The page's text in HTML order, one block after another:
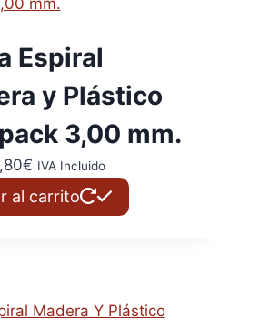
Espiral
y Plástico
3,00 mm.
€El
precio
actual
IVA Incluido
al carrito